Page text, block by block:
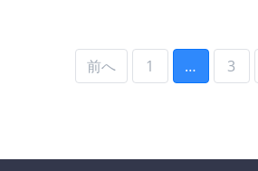
前へ 1 … 3